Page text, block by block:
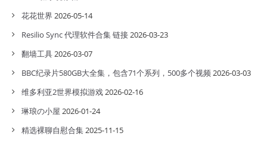
花花世界 2026-05-14
Resilio Sync 代理软件合集 链接2026-03-23
翻墙工具2026-03-07
BBC纪录片580GB大全集，包含71个系列，500多个视频2026-03-03
维多利亚2世界模拟游戏2026-02-16
琳琅の小屋 2026-01-24
精选裸聊自慰合集2025-11-15